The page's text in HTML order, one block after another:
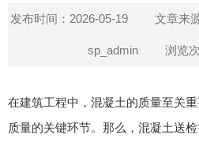
发布时间：2026-05-19 文章来
sp_admin 浏览
在建筑工程中，混凝土的质量至关
质量的关键环节。那么，混凝土送